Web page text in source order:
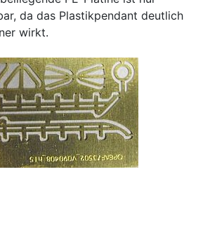
da das Plastikpendant deutlich
wirkt.